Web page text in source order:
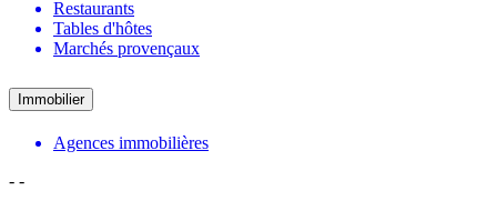
Restaurants
Tables d'hôtes
Marchés provençaux
Immobilier
Agences immobilières
- -